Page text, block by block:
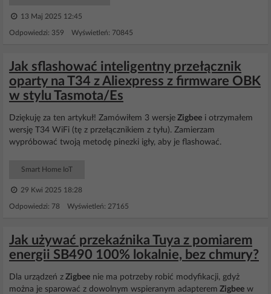
13 Maj 2025 12:45
Odpowiedzi: 359 Wyświetleń: 70845
Jak sflashować inteligentny przełącznik
oparty na T34 z Aliexpress z firmware OBK
w stylu Tasmota/Es
Dziękuję za ten artykuł! Zamówiłem 3 wersje Zigbee i otrzymałem
wersję T34 WiFi (tę z przełącznikiem z tyłu). Zamierzam
wypróbować twoją metodę pinezki igły, aby je flashować.
Smart Home IoT
29 Kwi 2025 18:28
Odpowiedzi: 78 Wyświetleń: 27165
Jak używać przekaźnika Tuya z pomiarem
energii SB490 100% lokalnie, bez chmury?
Dla urządzeń z Zigbee nie ma potrzeby robić modyfikacji, gdyż
można je sparować z dowolnym wspieranym adapterem Zigbee w